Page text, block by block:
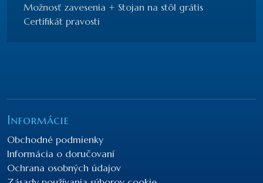
Možnosť zavesenia + Stojan na stôl grátis
Certifikát pravosti
Informácie
Obchodné podmienky
Informácia o doručovaní
Ochrana osobných údajov